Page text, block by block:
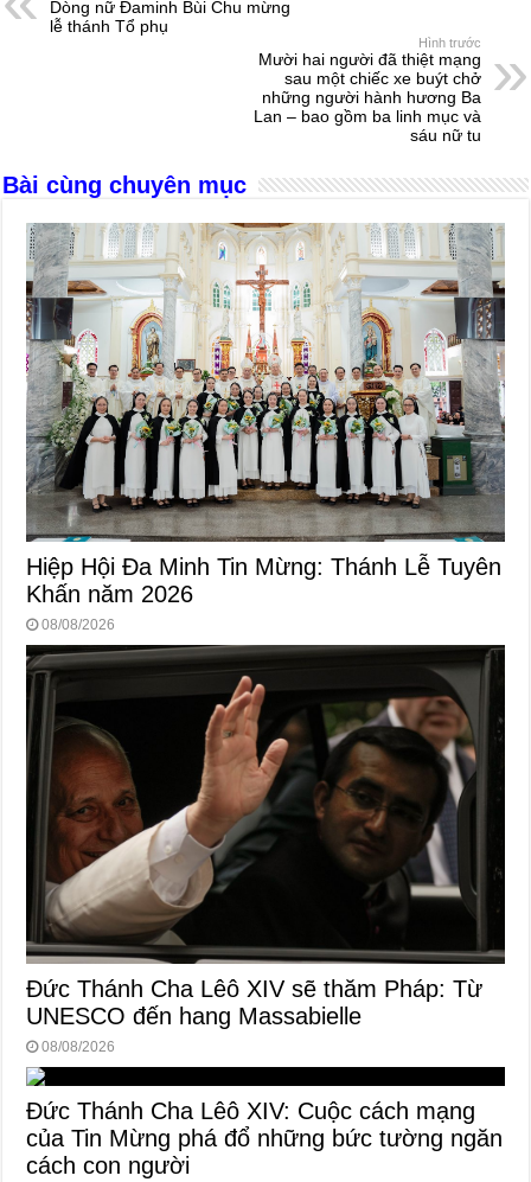
b
n
A
d
s
Dòng nữ Đaminh Bùi Chu mừng
lễ thánh Tổ phụ
Hình trước
Mười hai người đã thiệt mạng
sau một chiếc xe buýt chở
những người hành hương Ba
Lan – bao gồm ba linh mục và
sáu nữ tu
Bài cùng chuyên mục
Hiệp Hội Đa Minh Tin Mừng: Thánh Lễ Tuyên
Khấn năm 2026
08/08/2026
Đức Thánh Cha Lêô XIV sẽ thăm Pháp: Từ
UNESCO đến hang Massabielle
08/08/2026
Đức Thánh Cha Lêô XIV: Cuộc cách mạng
của Tin Mừng phá đổ những bức tường ngăn
cách con người